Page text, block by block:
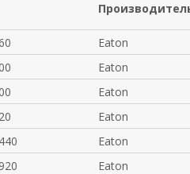
Eaton
Eaton
Eaton
Eaton
Eaton
Eaton